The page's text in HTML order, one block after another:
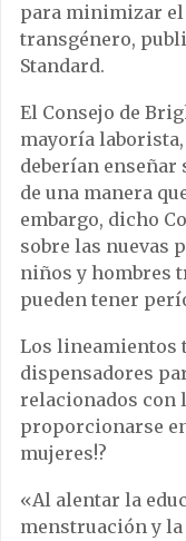
para minimizar el
transgénero,
Standard.
El Consejo de
mayoría
deberían
de una manera
embargo, dicho
sobre las nuevas
niños y hombres
pueden tener
Los lineamientos
dispensadores
relacionados con
proporcionarse
mujeres!?
«Al alentar la
menstruación y